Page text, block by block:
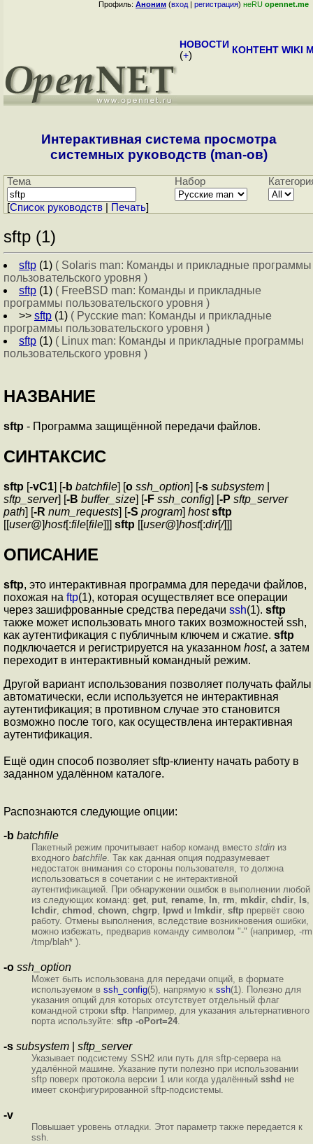
Профиль: Аноним (вход | регистрация) неRU opennet.me
НОВОСТИ
(+) КОНТЕНТ WIKI
Интерактивная система просмотра
системных руководств (man-ов)
Тема Набор
[Cписок руководств Печать]
sftp (1)
sftp (1) ( Solaris man: Команды и прикладные программы
пользовательского уровня )
sftp (1) ( FreeBSD man: Команды и прикладные
программы пользовательского уровня )
>> sftp (1) ( Русские man: Команды и прикладные
программы пользовательского уровня )
sftp (1) ( Linux man: Команды и прикладные программы
пользовательского уровня )
НАЗВАНИЕ
sftp - Программа защищённой передачи файлов.
СИНТАКСИС
sftp [-vC1] [-b batchfile] [o ssh_option] [-s subsystem
sftp_server] [-B buffer_size] [-F ssh_config] [-P sftp_server
path] [-R num_requests] [-S program] host sftp
[[user@]host[:file[file]]] sftp [[user@]host[:dir[/]]]
ОПИСАНИЕ
sftp, это интерактивная программа для передачи файлов,
похожая на ftp(1), которая осуществляет все операции
через зашифрованные средства передачи ssh(1). sftp
также может использовать много таких возможностей ssh,
как аутентификация с публичным ключем и сжатие. sftp
подключается и регистрируется на указанном host, а затем
переходит в интерактивный командный режим.
Другой вариант использования позволяет получать файлы
автоматически, если используется не интерактивная
аутентификация; в противном случае это становится
возможно после того, как осуществлена интерактивная
аутентификация.
Ещё один способ позволяет sftp-клиенту начать работу в
заданном удалённом каталоге.
Распознаются следующие опции:
-b batchfile
Пакетный режим прочитывает набор команд вместо stdin из
входного batchfile . Так как данная опция подразумевает
недостаток внимания со стороны пользователя, то должна
использоваться в сочетании с не интерактивной
аутентификацией. При обнаружении ошибок в выполнении любой
из следующих команд: get put rename ln rm mkdir chdir ls
lchdir chmod chown chgrp lpwd и lmkdir sftp прервёт свою
работу. Отмены выполнения, вследствие возникновения ошибки,
можно избежать, предварив команду символом "-" (например, -rm
/tmp/blah* ).
-o ssh_option
Может быть использована для передачи опций, в формате
используемом в ssh_config(5), напрямую к ssh(1). Полезно для
указания опций для которых отсутствует отдельный флаг
командной строки sftp . Например, для указания альтернативного
порта используйте: sftp -oPort=24
-s subsystem sftp_server
Указывает подсистему SSH2 или путь для sftp-сервера на
удалённой машине. Указание пути полезно при использовании
sftp поверх протокола версии 1 или когда удалённый sshd не
имеет сконфигурированной sftp-подсистемы.
-v
Повышает уровень отладки. Этот параметр также передается к
ssh.